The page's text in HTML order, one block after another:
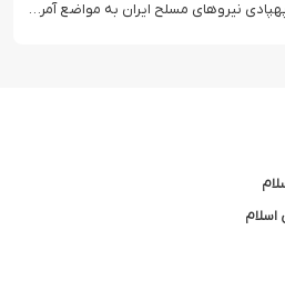
مسلح ایران به مواضع آمریکا در منطقه
اسلام